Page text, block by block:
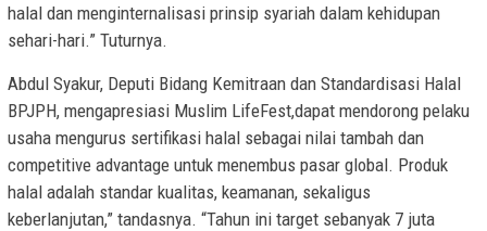
halal dan menginternalisasi prinsip syariah dalam kehidupan
sehari-hari.” Tuturnya.
Abdul Syakur, Deputi Bidang Kemitraan dan Standardisasi Halal
BPJPH, mengapresiasi Muslim LifeFest,dapat mendorong pelaku
usaha mengurus sertifikasi halal sebagai nilai tambah dan
competitive advantage untuk menembus pasar global. Produk
halal adalah standar kualitas, keamanan, sekaligus
keberlanjutan,” tandasnya. “Tahun ini target sebanyak 7 juta